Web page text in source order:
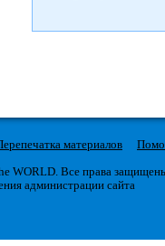
материалов
WORLD. Все права
администрации сайта